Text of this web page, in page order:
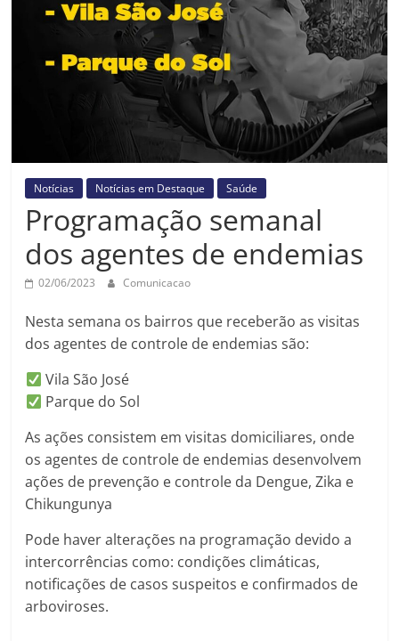
Prefeitura
Turística
Guaratinguetá
Notícias Notícias em Destaque Saúde
Programação semanal
dos agentes de endemias
02/06/2023 Comunicacao
Nesta semana os bairros que receberão as visitas
dos agentes de controle de endemias são:
Vila São José
Parque do Sol
As ações consistem em visitas domiciliares, onde
os agentes de controle de endemias desenvolvem
ações de prevenção e controle da Dengue, Zika e
Chikungunya
Pode haver alterações na programação devido a
intercorrências como: condições climáticas,
notificações de casos suspeitos e confirmados de
arboviroses.